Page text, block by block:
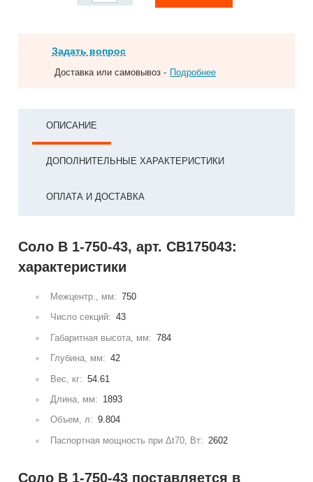
Задать вопрос
Доставка или самовывоз - Подробнее
ОПИСАНИЕ
ДОПОЛНИТЕЛЬНЫЕ ХАРАКТЕРИСТИКИ
ОПЛАТА И ДОСТАВКА
Соло В 1-750-43, арт. СВ175043:
характеристики
Межцентр., мм: 750
Число секций: 43
Габаритная высота, мм: 784
Глубина, мм: 42
Вес, кг: 54.61
Длина, мм: 1893
Объем, л: 9.804
Паспортная мощность при Δt70, Вт: 2602
Соло В 1-750-43 поставляется в